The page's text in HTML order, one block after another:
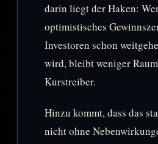
darin liegt der Haken:
optimistisches
Investoren schon
wird, bleibt weniger
Kurstreiber.
Hinzu kommt, dass das
nicht ohne